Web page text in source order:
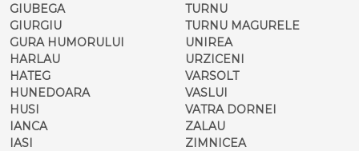
GIUBEGA
GIURGIU
GURA HUMORULUI
HARLAU
HATEG
HUNEDOARA
HUSI
IANCA
IASI
TURNU
TURNU MAGURELE
UNIREA
URZICENI
VARSOLT
VASLUI
VATRA DORNEI
ZALAU
ZIMNICEA